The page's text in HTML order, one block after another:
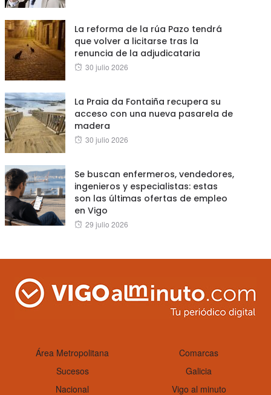
La reforma de la rúa Pazo tendrá
que volver a licitarse tras la
renuncia de la adjudicataria
Posted
30 julio 2026
La Praia da Fontaiña recupera su
acceso con una nueva pasarela de
madera
Posted
30 julio 2026
Se buscan enfermeros, vendedores,
ingenieros y especialistas: estas
son las últimas ofertas de empleo
en Vigo
Posted
29 julio 2026
Área Metropolitana
Comarcas
Sucesos
Galicia
Nacional
Vigo al minuto